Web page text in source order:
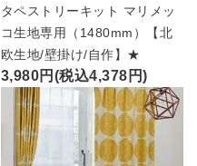
タペストリーキット マリメッ
コ生地専用（1480mm）【北
欧生地/壁掛け/自作】★
3,980円(税込4,378円)